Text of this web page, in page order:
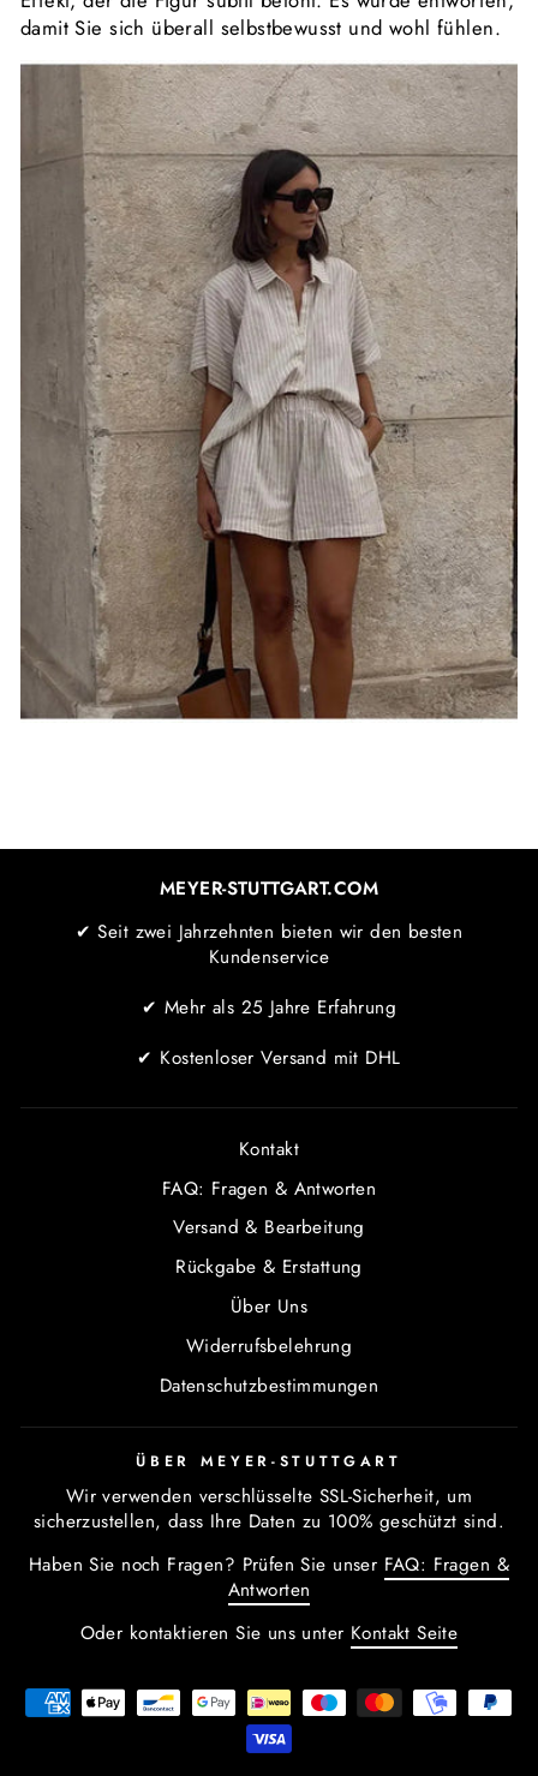
damit Sie sich überall selbstbewusst und wohl fühlen.
MEYER-STUTTGART.COM
✔ Seit zwei Jahrzehnten bieten wir den besten
Kundenservice
✔ Mehr als 25 Jahre Erfahrung
✔ Kostenloser Versand mit DHL
Kontakt
FAQ: Fragen & Antworten
Versand & Bearbeitung
Rückgabe & Erstattung
Über Uns
Widerrufsbelehrung
Datenschutzbestimmungen
ÜBER MEYER-STUTTGART
Wir verwenden verschlüsselte SSL-Sicherheit, um
sicherzustellen, dass Ihre Daten zu 100% geschützt sind.
Haben Sie noch Fragen? Prüfen Sie unser FAQ: Fragen &
Antworten
Oder kontaktieren Sie uns unter Kontakt Seite